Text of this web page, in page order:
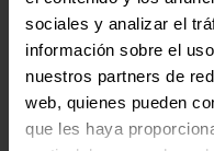
sociales y analizar el
información sobre el
nuestros partners de
web, quienes pueden
que les haya